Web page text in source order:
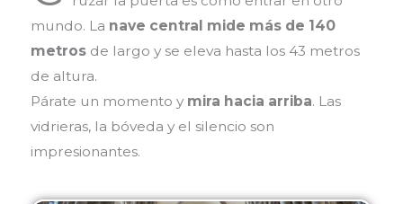
mundo. La nave central mide más de 140
metrosde largo y se eleva hasta los 43 metros
de altura.
Párate un momento y mira hacia arriba. Las
vidrieras, la bóveda y el silencio son
impresionantes.